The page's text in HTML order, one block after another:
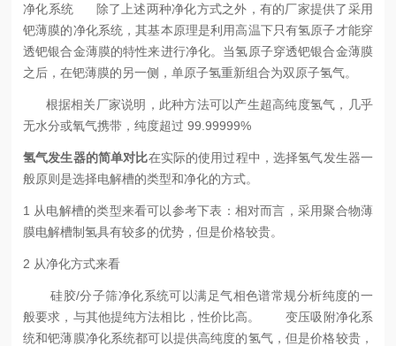
净化系统 除了上述两种净化方式之外，有的厂家提供了采用
钯薄膜的净化系统，其基本原理是利用高温下只有氢原子才能穿
透钯银合金薄膜的特性来进行净化。当氢原子穿透钯银合金薄膜
之后，在钯薄膜的另一侧，单原子氢重新组合为双原子氢气。
根据相关厂家说明，此种方法可以产生超高纯度氢气，几乎
无水分或氧气携带，纯度超过 99.99999%
氢气发生器的简单对比在实际的使用过程中，选择氢气发生器一
般原则是选择电解槽的类型和净化的方式。
1 从电解槽的类型来看可以参考下表： 相对而言，采用聚合物薄
膜电解槽制氢具有较多的优势，但是价格较贵。
2 从净化方式来看
硅胶/分子筛净化系统可以满足气相色谱常规分析纯度的一
般要求，与其他提纯方法相比，性价比高。
变压吸附净化系
统和钯薄膜净化系统都可以提供高纯度的氢气，但是价格较贵，